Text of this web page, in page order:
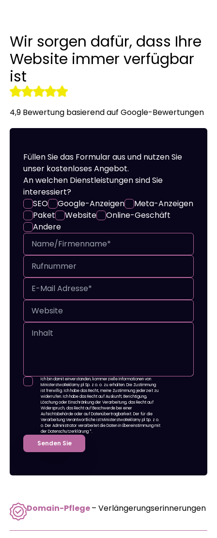
NAP-Visitenkarten
Audyt SEO
Allegro-Anzeigen
Umgang mit sozialen Medien
Ein Online Shop für Sie
Server-Verwaltung
tools
Wir sorgen dafür, dass Ihre
Website immer verfügbar
ist
4,9 Bewertung basierend auf Google-Bewertungen
Füllen Sie das Formular aus und nutzen Sie
unser kostenloses Angebot.
An welchen Dienstleistungen sind Sie
interessiert?
SEO
Google-Anzeigen
Meta-Anzeigen
Paket
Website
Online-Geschäft
Andere
Ich bin damit einverstanden, kommerzielle Informationen von
MinisterstwoReklamy.pl Sp. z o. o. zu erhalten. Die Zustimmung
ist freiwillig. Ich habe das Recht, meine Zustimmung jederzeit zu
widerrufen. Ich habe das Recht auf Auskunft, Berichtigung,
Löschung oder Einschränkung der Verarbeitung, das Recht auf
Widerspruch, das Recht auf Beschwerde bei einer
Aufsichtsbehörde oder auf Datenübertragbarkeit. Der für die
Verarbeitung Verantwortliche ist MinisterstwoReklamy.pl Sp. z o.
o. Der Administrator verarbeitet die Daten in Übereinstimmung mit
der Datenschutzerklärung*.
Senden Sie
Domain-Pflege– Verlängerungserinnerungen